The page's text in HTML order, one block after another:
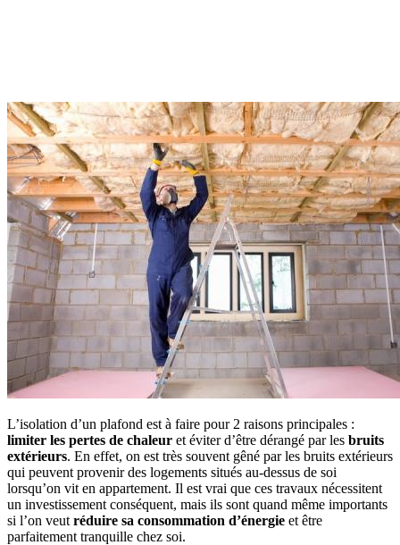
L’isolation d’un plafond est à faire pour 2 raisons principales :
limiter les pertes de chaleur et éviter d’être dérangé par les bruits
extérieurs. En effet, on est très souvent gêné par les bruits extérieurs
qui peuvent provenir des logements situés au-dessus de soi
lorsqu’on vit en appartement. Il est vrai que ces travaux nécessitent
un investissement conséquent, mais ils sont quand même importants
si l’on veut réduire sa consommation d’énergie et être
parfaitement tranquille chez soi.